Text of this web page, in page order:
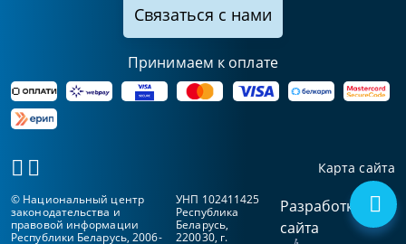
Связаться с нами
Принимаем к оплате
Карта сайта
© Национальный центр
законодательства и
правовой информации
Республики Беларусь, 2006-
УНП 102411425
Республика
Беларусь,
220030, г.
Разработка
сайта